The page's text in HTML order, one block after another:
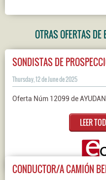
OTRAS OFERTAS
SONDISTAS DE
Thursday, 12 de June de 2025
Oferta Núm 12099 de
LEER
CONDUCTOR/A CAMIÓN